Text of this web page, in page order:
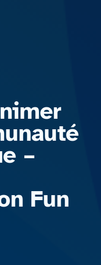
–
Fun